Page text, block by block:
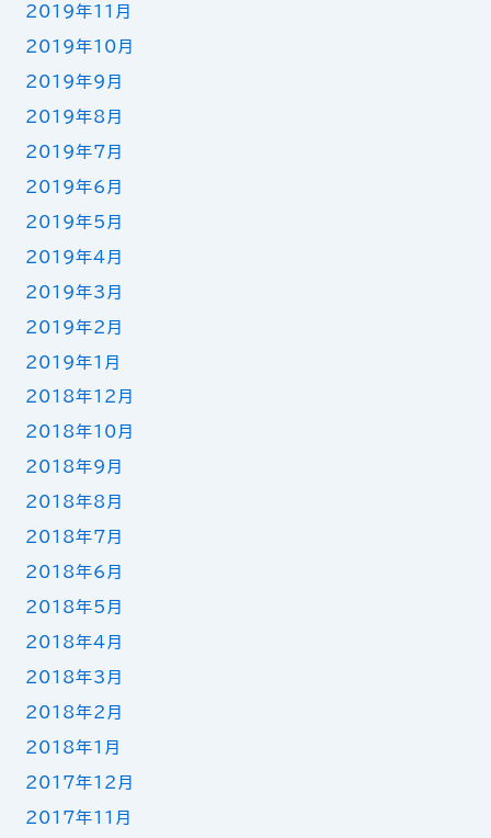
2019年11月
2019年10月
2019年9月
2019年8月
2019年7月
2019年6月
2019年5月
2019年4月
2019年3月
2019年2月
2019年1月
2018年12月
2018年10月
2018年9月
2018年8月
2018年7月
2018年6月
2018年5月
2018年4月
2018年3月
2018年2月
2018年1月
2017年12月
2017年11月